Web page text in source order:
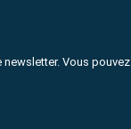
Vous pouvez